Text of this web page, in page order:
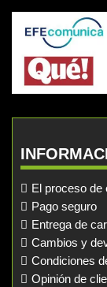
El proceso de
Pago seguro
Entrega de
Cambios y
Condiciones
Opinión de